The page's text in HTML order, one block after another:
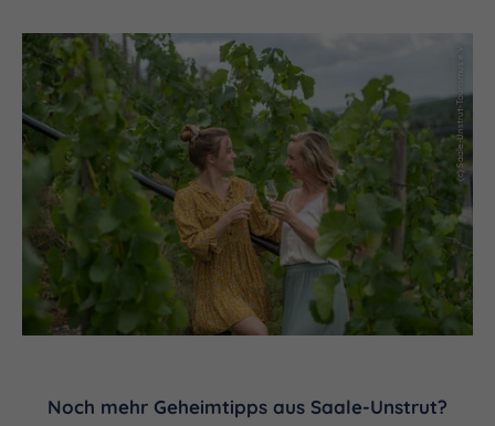
(c) Saale-Unstrut-Tourismus e.V.
Noch mehr Geheimtipps aus Saale-Unstrut?